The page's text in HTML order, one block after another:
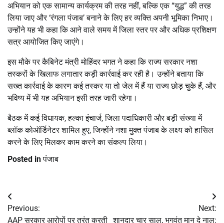
अभियान को एक सामान्य कार्यक्रम की तरह नहीं, बल्कि एक “युद्ध” की तरह
लिया जाए और ‘रंगला पंजाब’ बनाने के लिए हर व्यक्ति अपनी भूमिका निभाए।
उन्होंने यह भी कहा कि आने वाले समय में जिला स्तर पर और अधिक प्रशिक्षण
सत्र आयोजित किए जाएंगे।
इस मौके पर कैबिनेट मंत्रीमोहिंदर भगतने कहा कि राज्य सरकार नशा
तस्करों के खिलाफ लगातार कड़ी कार्रवाई कर रही है। उन्होंने बताया कि
सख्त कार्रवाई के कारण कई तस्कर या तो जेल में हैं या राज्य छोड़ चुके हैं, और
भविष्य में भी यह अभियान इसी तरह जारी रहेगा।
बैठक में कई विधायक, हल्का इंचार्ज, जिला पदाधिकारी और बड़ी संख्या में
ब्लॉक कोऑर्डिनेटर शामिल हुए, जिन्होंने नशा मुक्त पंजाब के लक्ष्य को हासिल
करने के लिए मिलकर काम करने का संकल्प लिया।
Posted inपंजाब
Post
navigation
Previous:
AAP सरकार आरोपों पर तुरंत करती
Next:
शानदार चार साल, भगवंत मान दे नाल: